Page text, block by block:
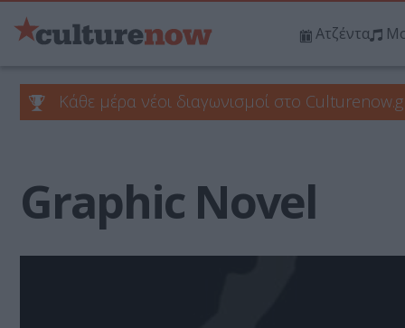
Ατζέντα
Κάθε μέρα νέοι διαγωνισμοί στο
Graphic Novel